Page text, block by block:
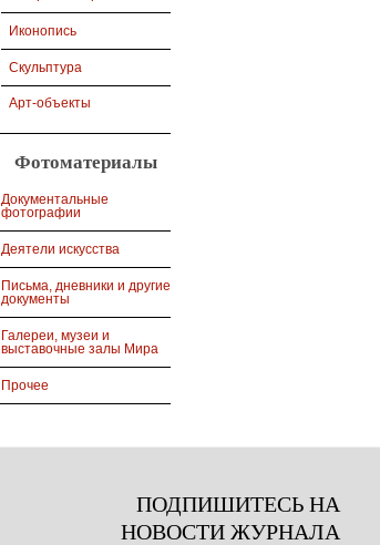
Иконопись
Скульптура
Арт-объекты
Фотоматериалы
Документальные
фотографии
Деятели искусства
Письма, дневники и другие
документы
Галереи, музеи и
выставочные залы Мира
Прочее
ПОДПИШИТЕСЬ НА
НОВОСТИ ЖУРНАЛА